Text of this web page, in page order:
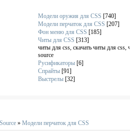
Модели оружия для CSS [740]
Модели перчаток для CSS [207]
Фон меню для CSS [185]
Читы для CSS [313]
читы для css, скачать читы для css,
source
Русификаторы [6]
Спрайты [91]
Выстрелы [32]
» Модели перчаток для CSS